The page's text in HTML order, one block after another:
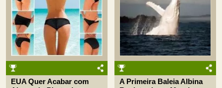
EUA Quer Acabar com
A Primeira Baleia Albina